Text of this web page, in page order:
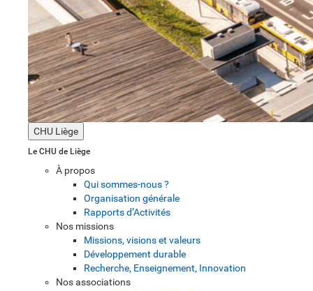
CHU Liège
Le CHU de Liège
À propos
Qui sommes-nous ?
Organisation générale
Rapports d’Activités
Nos missions
Missions, visions et valeurs
Développement durable
Recherche, Enseignement, Innovation
Nos associations